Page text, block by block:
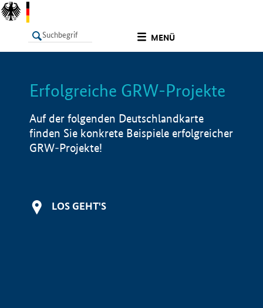
MENÜ
LISTE Info
Erfolgreiche GRW-Projekte
Auf der folgenden Deutschlandkarte
finden Sie konkrete Beispiele erfolgreicher
GRW-Projekte!
LOS GEHT'S